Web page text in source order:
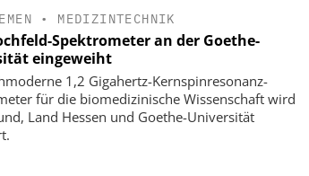
• MEDIZINTECHNIK
Spektrometer an der Goethe-
eingeweiht
1,2 Gigahertz-Kernspinresonanz-
für die biomedizinische Wissenschaft wird
Land Hessen und Goethe-Universität